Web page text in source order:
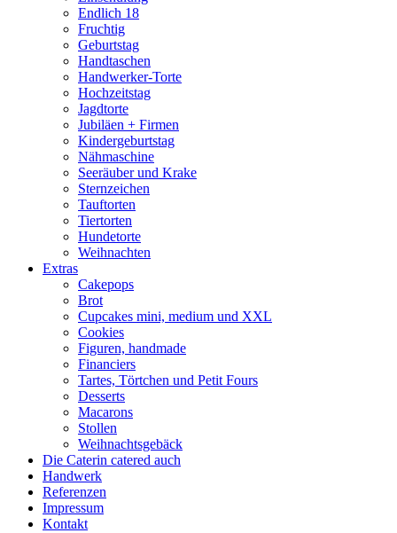
Endlich 18
Fruchtig
Geburtstag
Handtaschen
Handwerker-Torte
Hochzeitstag
Jagdtorte
Jubiläen + Firmen
Kindergeburtstag
Nähmaschine
Seeräuber und Krake
Sternzeichen
Tauftorten
Tiertorten
Hundetorte
Weihnachten
Extras
Cakepops
Brot
Cupcakes mini, medium und XXL
Cookies
Figuren, handmade
Financiers
Tartes, Törtchen und Petit Fours
Desserts
Macarons
Stollen
Weihnachtsgebäck
Die Caterin catered auch
Handwerk
Referenzen
Impressum
Kontakt